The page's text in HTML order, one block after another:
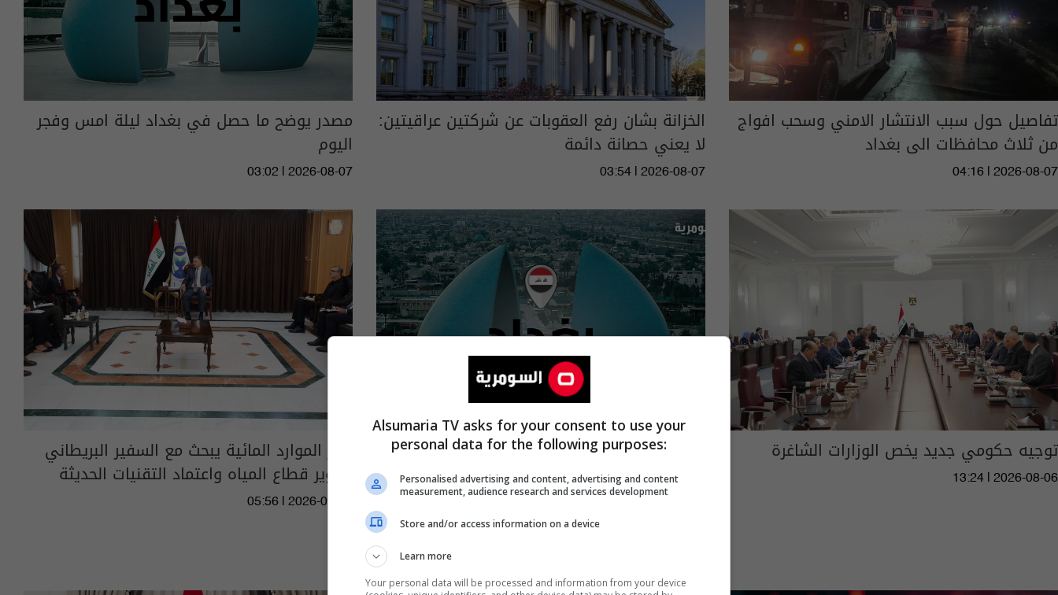
تفاصيل حول سبب الانتشار الامني وسحب افواج
من ثلاث محافظات الى بغداد
04:16 | 2026-08-07
الخزانة بشان رفع العقوبات عن شركتين عراقيتين:
لا يعني حصانة دائمة
03:54 | 2026-08-07
مصدر يوضح ما حصل في بغداد ليلة امس وفجر
اليوم
03:02 | 2026-08-07
توجيه حكومي جديد يخص الوزارات الشاغرة
13:24 | 2026-08-06
هاجمهم بـ"سكين".. القبض على متهم سرق أحد
مراكز المساج في الكرادة
وزير الموارد المائية يبحث مع السفير البريطاني
تطوير قطاع المياه واعتماد التقنيات الحديثة
05:56 | 2026-08-06
Alsumaria TV asks for your consent to use your
personal data for the following purposes:
Personalised advertising and content, advertising and content
measurement, audience research and services development
Store and/or access information on a device
Learn more
Your personal data will be processed and information from your device